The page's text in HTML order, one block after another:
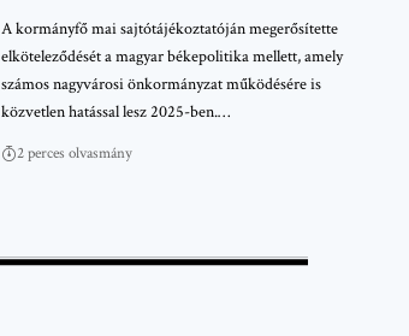
A kormányfő mai sajtótájékoztatóján megerősítette
elköteleződését a magyar békepolitika mellett, amely
számos nagyvárosi önkormányzat működésére is
közvetlen hatással lesz 2025-ben.…
2 perces olvasmány